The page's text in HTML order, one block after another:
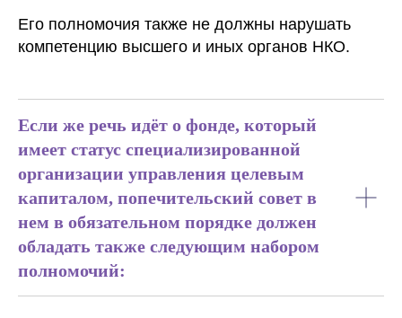
Его полномочия также не должны нарушать
компетенцию высшего и иных органов НКО.
Если же речь идёт о фонде, который
имеет статус специализированной
организации управления целевым
капиталом, попечительский совет в
нем в обязательном порядке должен
обладать также следующим набором
полномочий: